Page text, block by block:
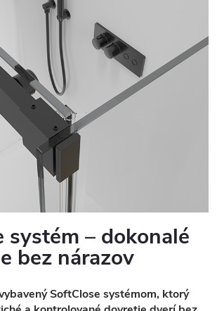
systém – dokonalé
bez nárazov
SoftClose systémom, ktorý